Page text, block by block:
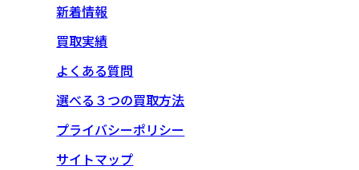
新着情報
買取実績
よくある質問
選べる３つの買取方法
プライバシーポリシー
サイトマップ